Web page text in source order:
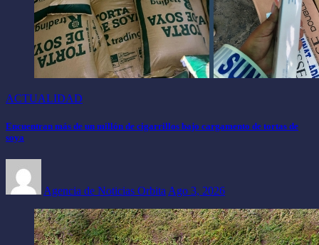
ACTUALIDAD
Encuentran más de un millón de cigarrillos bajo cargamento de tortas de
soya
Agencia de Noticias Orbita Ago 3, 2026